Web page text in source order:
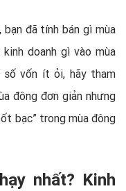
đã tính bán gì mùa
doanh gì vào mùa
số vốn ít ỏi, hãy tham
đông đơn giản nhưng
bạc” trong mùa đông
nhất? Kinh